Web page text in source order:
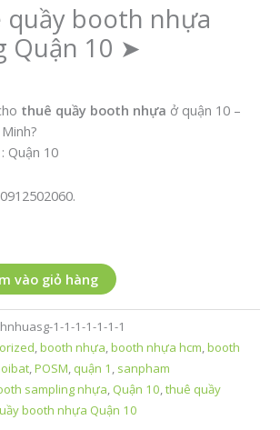
quầy booth nhựa
Quận 10 ➤
thuê quầy booth nhựa ở quận 10 –
Quận 10
vào giỏ hàng
1-1-1-1-1-1-1
,booth nhựa ,booth nhựa hcm ,booth
,POSM quận 1 sanpham
sampling nhựa Quận 10 ,thuê quầy
booth nhựa Quận 10